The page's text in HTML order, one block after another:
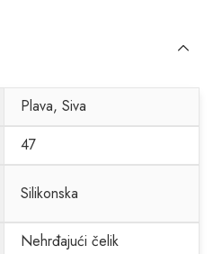
Plava, Siva
47
Silikonska
Nehrđajući čelik